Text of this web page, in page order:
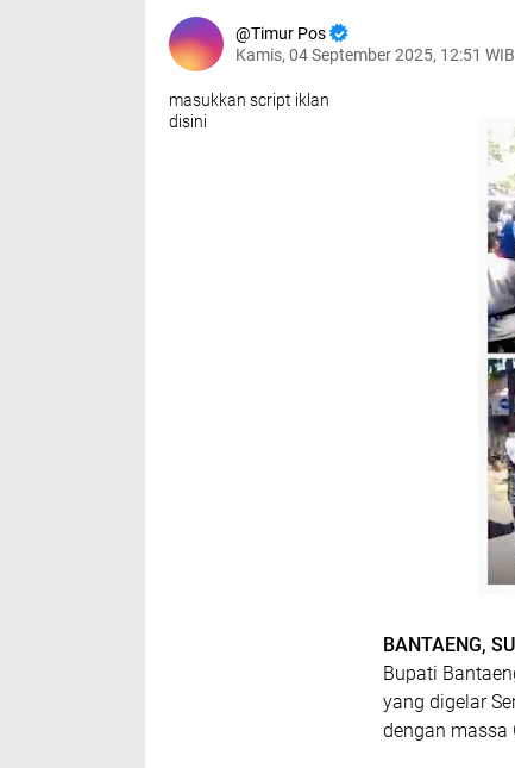
Timur Pos
Kamis, 04 September 2025, 12:51 WIB
masukkan script iklan
disini
BANTAENG,
Bupati
yang digelar
dengan massa